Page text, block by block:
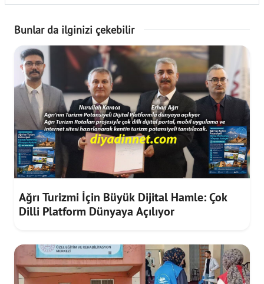
Bunlar da ilginizi çekebilir
Ağrı Turizmi İçin Büyük Dijital Hamle: Çok
Dilli Platform Dünyaya Açılıyor